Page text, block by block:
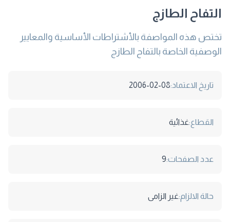
التفاح الطازج
تختص هذه المواصفة بالأشتراطات الأساسية والمعايير
الوصفية الخاصة بالتفاح الطازج
تاريخ الاعتماد:2006-02-08
القطاع:غذائية
عدد الصفحات:9
حالة الالزام:غير الزامى